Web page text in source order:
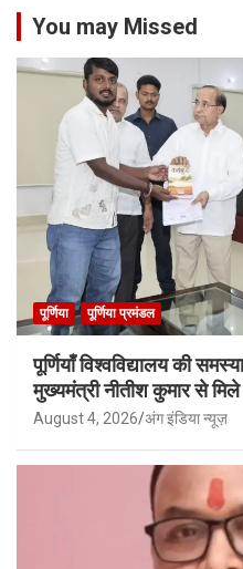
You may Missed
पूर्णिया पूर्णिया प्रमंडल
पूर्णियाँ विश्वविद्यालय की
मुख्यमंत्री नीतीश कुमार से
August 4, 2026 अंग इंडिया न्यूज़